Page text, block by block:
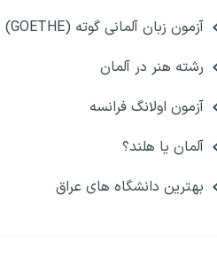
آزمون زبان آلمانی گوته (GOETHE)
رشته هنر در آلمان
آزمون اولانگ فرانسه
آلمان یا هلند؟
بهترین دانشگاه های عراق